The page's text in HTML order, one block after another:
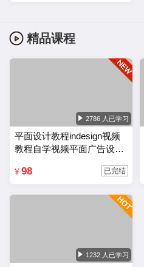
精品课程
2786 人已学习
平面设计教程indesign视频
教程自学视频平面广告设计
¥ 98 已完结
1232 人已学习